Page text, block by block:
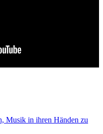
Musik in ihren Händen zu